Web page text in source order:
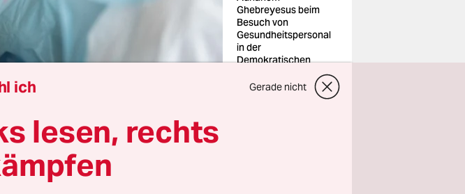
Ghebreyesus beim
Besuch von
Gesundheitspersonal
in der
Demokratischen
Foto: Moses
Sawasawa/ap/dpa
ich Gerade nicht
lesen, rechts